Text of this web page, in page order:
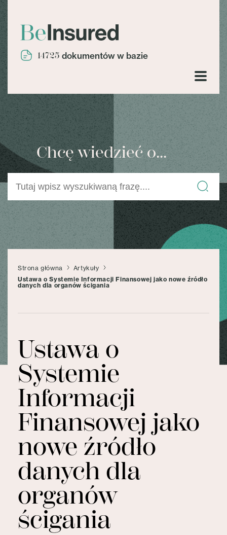
14725 dokumentów w bazie
Chcę wiedzieć o...
Strona główna
Artykuły
Ustawa o Systemie Informacji Finansowej jako nowe źródło
danych dla organów ścigania
Ustawa o
Systemie
Informacji
Finansowej jako
nowe źródło
danych dla
organów
ścigania